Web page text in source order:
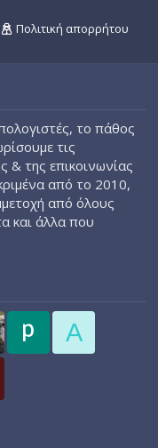
Πολιτική απορρήτου
το πάθος
τις
& της επικοινωνίας
από το 2010,
από όλους
και άλλα που
A